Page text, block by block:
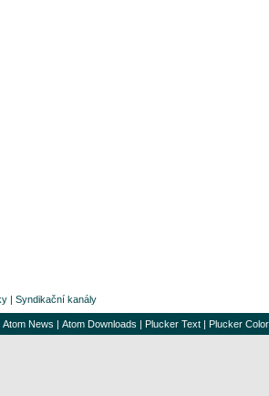
| Syndikační kanály
Atom News | Atom Downloads | Plucker Text | Plucker Color